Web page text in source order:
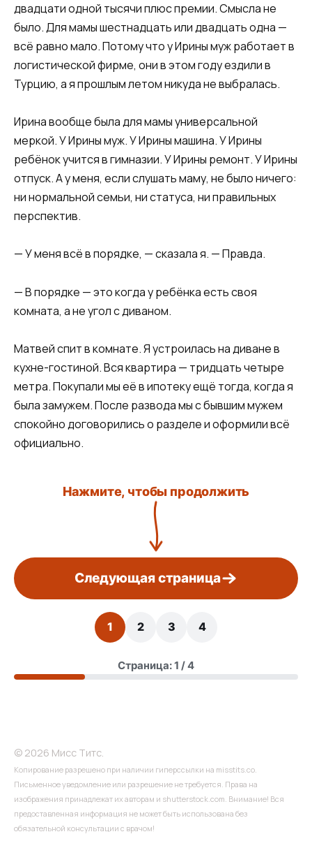
двадцати одной тысячи плюс премии. Смысла не
было. Для мамы шестнадцать или двадцать одна —
всё равно мало. Потому что у Ирины муж работает в
логистической фирме, они в этом году ездили в
Турцию, а я прошлым летом никуда не выбралась.
Ирина вообще была для мамы универсальной
меркой. У Ирины муж. У Ирины машина. У Ирины
ребёнок учится в гимназии. У Ирины ремонт. У Ирины
отпуск. А у меня, если слушать маму, не было ничего:
ни нормальной семьи, ни статуса, ни правильных
перспектив.
— У меня всё в порядке, — сказала я. — Правда.
— В порядке — это когда у ребёнка есть своя
комната, а не угол с диваном.
Матвей спит в комнате. Я устроилась на диване в
кухне-гостиной. Вся квартира — тридцать четыре
метра. Покупали мы её в ипотеку ещё тогда, когда я
была замужем. После развода мы с бывшим мужем
спокойно договорились о разделе и оформили всё
официально.
Нажмите, чтобы продолжить
Следующая страница
1 2 3 4
Страница: 1 / 4
© 2026 Мисс Титс.
Копирование разрешено при наличии гиперссылки на misstits.co.
Письменное уведомление или разрешение не требуется. Права на
изображения принадлежат их авторам и shutterstock.com. Внимание! Вся
предоставленная информация не может быть использована без
обязательной консультации с врачом!